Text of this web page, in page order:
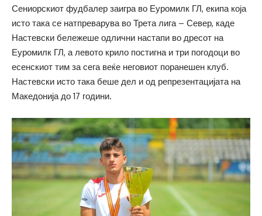
Сениорскиот фудбалер заигра во Еуромилк ГЛ, екипа која
исто така се натпреварува во Трета лига – Север, каде
Настевски бележеше одлични настапи во дресот на
Еуромилк ГЛ, а левото крило постигна и три погодоци во
есенскиот тим за сега веќе неговиот поранешен клуб.
Настевски исто така беше дел и од репрезентацијата на
Македонија до 17 години.